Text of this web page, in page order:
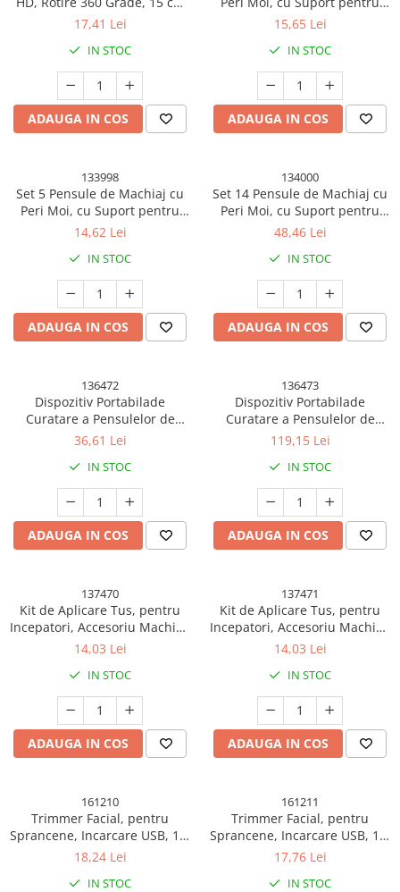
Fitness si sport
Genti Cosmetice si Organizare
Ingrijire par si Accesorii
Perii Electrice
Placi de indreptat parul
Palete Farduri si Truse Make-Up
Suporturi ortopedice si orteze
Kendama si Spinnere
Kendama Chicanos V2 Cupe Mari
Kendama Chicanos V3 King Size
Kendama Frequency V3 King Size
Kendama Legendary
Kendama Legendary V3 King Size
Kendama Rainbow V2 Cupe Mari
Kendama Rainbow V3 King Size
Kendama Royal V3 King Size
Kendama Rubber Grip
Kendama Rubber Grip V2 Cupe
Mari
Kendama Silken V3 King Size
Kendama Super Sticky V2 Cupe
Instalatii Solare
Lampi solare
Diametru, Suport Bijuterii
Urechi, 30 x 16.5 x 15 cm,
Alb/Negru
17,41 Lei
IN STOC
ADAUGA IN COS
Depozitare si Oglinda, Roz
15,65 Lei
IN STOC
ADAUGA IN COS
133998
Set 5 Pensule de Machiaj cu
Peri Moi, cu Suport pentru
Depozitare si Oglinda, Roz Pal
14,62 Lei
IN STOC
ADAUGA IN COS
134000
Set 14 Pensule de Machiaj cu
Peri Moi, cu Suport pentru
Depozitare, Bej
48,46 Lei
IN STOC
ADAUGA IN COS
136472
Dispozitiv Portabilade
Curatare a Pensulelor de
Machiaj, pentru Pensule de
7000RPM, Vibratii Sonice, USB
Type C, 9x9x16 cm, Roz
36,61 Lei
IN STOC
ADAUGA IN COS
136473
Dispozitiv Portabilade
Curatare a Pensulelor de
Machiaj, cu Functie de
m, 17.3 x 12.1 x 17.5 cm, Alb
119,15 Lei
IN STOC
ADAUGA IN COS
137470
Kit de Aplicare Tus, pentru
Incepatori, Accesoriu Machiaj,
4 Produse, Tus Impermeabil,
14,03 Lei
IN STOC
ADAUGA IN COS
137471
Kit de Aplicare Tus, pentru
Incepatori, Accesoriu Machiaj,
4 Produse, Tus Impermeabil,
14,03 Lei
IN STOC
ADAUGA IN COS
161210
Trimmer Facial, pentru
Sprancene, Incarcare USB, 1.5
x 13 cm, din ABS, Sampanie
18,24 Lei
IN STOC
161211
Trimmer Facial, pentru
Sprancene, Incarcare USB, 1.5
x 13 cm, din ABS, Roz Auriu
17,76 Lei
IN STOC